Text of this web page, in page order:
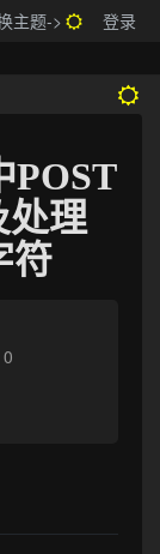
主题-> 登录
POST
处理
符